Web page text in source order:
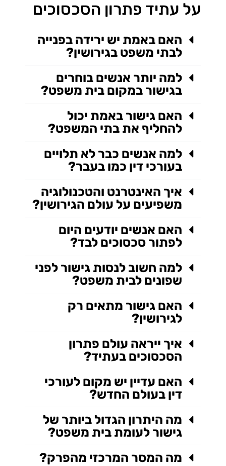
על עתיד פתרון הסכסוכים
האם באמת יש ירידה בפנייה
לבתי משפט בגירושין?
למה יותר אנשים בוחרים
בגישור במקום בית משפט?
האם גישור באמת יכול
להחליף את בתי המשפט?
למה אנשים כבר לא תלויים
בעורכי דין כמו בעבר?
איך האינטרנט והטכנולוגיה
משפיעים על עולם הגירושין?
האם אנשים יודעים היום
לפתור סכסוכים לבד?
למה חשוב לנסות גישור לפני
שפונים לבית משפט?
האם גישור מתאים רק
לגירושין?
איך ייראה עולם פתרון
הסכסוכים בעתיד?
האם עדיין יש מקום לעורכי
דין בעולם החדש?
מה היתרון הגדול ביותר של
גישור לעומת בית משפט?
מה המסר המרכזי מהפרק?